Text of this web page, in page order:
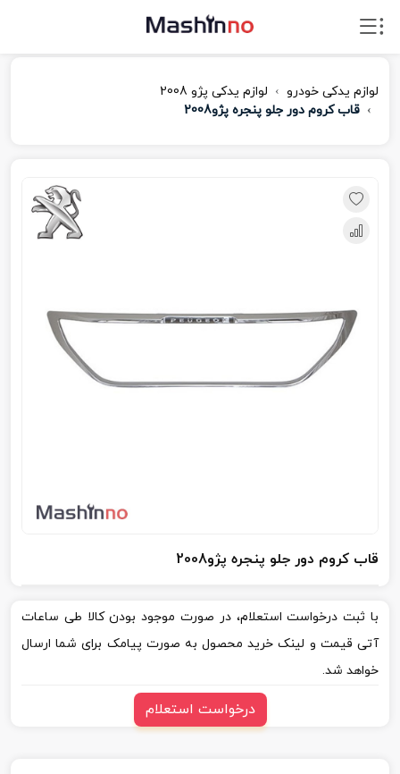
لوازم یدکی خودرو
لوازم یدکی پژو 2008
قاب کروم دور جلو پنجره پژو2008
قاب کروم دور جلو پنجره پژو2008
با ثبت درخواست استعلام، در صورت موجود بودن کالا طی ساعات
آتی قیمت و لینک خرید محصول به صورت پیامک برای شما ارسال
خواهد شد.
درخواست استعلام